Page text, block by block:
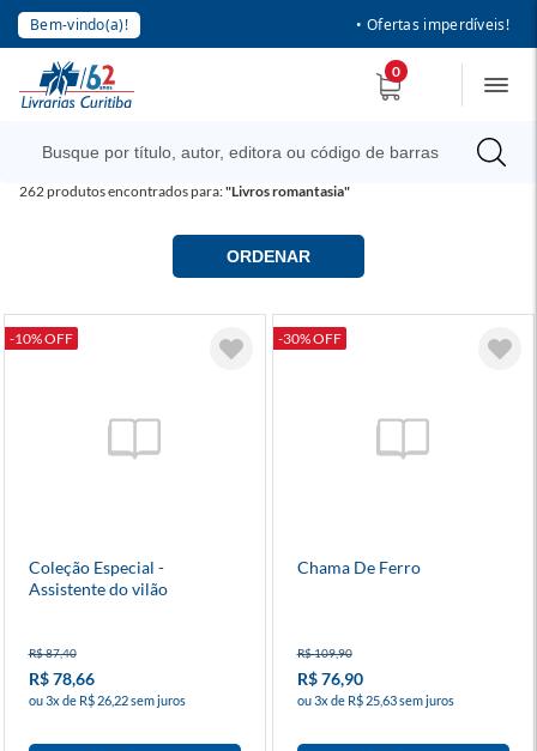
Bem-vindo(a)! • Ofertas imperdíveis!
0
262produtos encontrados para:"Livros romantasia"
ORDENAR
-10% OFF
Coleção Especial -
Assistente do vilão
R$ 87,40
R$ 78,66
ou 3x de R$ 26,22 sem juros
-30% OFF
Chama De Ferro
R$ 109,90
R$ 76,90
ou 3x de R$ 25,63 sem juros